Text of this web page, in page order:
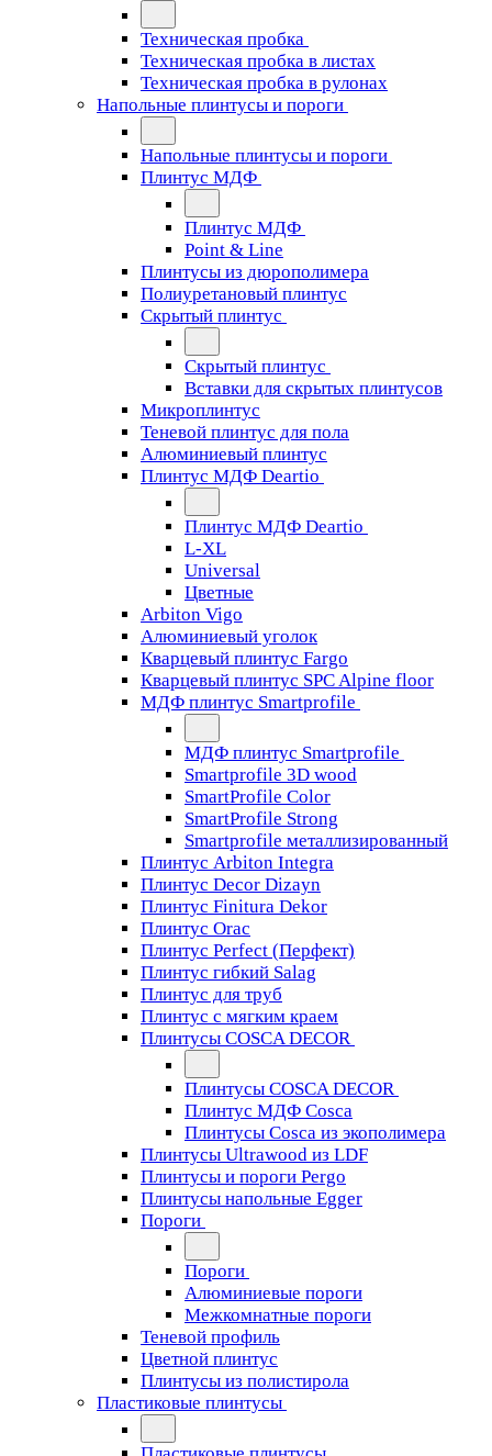
Техническая пробка
Техническая пробка в листах
Техническая пробка в рулонах
Напольные плинтусы и пороги
Напольные плинтусы и пороги
Плинтус МДФ
Плинтус МДФ
Point & Line
Плинтусы из дюрополимера
Полиуретановый плинтус
Скрытый плинтус
Скрытый плинтус
Вставки для скрытых плинтусов
Микроплинтус
Теневой плинтус для пола
Алюминиевый плинтус
Плинтус МДФ Deartio
Плинтус МДФ Deartio
L-XL
Universal
Цветные
Arbiton Vigo
Алюминиевый уголок
Кварцевый плинтус Fargo
Кварцевый плинтус SPC Alpine floor
МДФ плинтус Smartprofile
МДФ плинтус Smartprofile
Smartprofile 3D wood
SmartProfile Color
SmartProfile Strong
Smartprofile металлизированный
Плинтус Arbiton Integra
Плинтус Decor Dizayn
Плинтус Finitura Dekor
Плинтус Orac
Плинтус Perfect (Перфект)
Плинтус гибкий Salag
Плинтус для труб
Плинтус с мягким краем
Плинтусы COSCA DECOR
Плинтусы COSCA DECOR
Плинтус МДФ Cosca
Плинтусы Cosca из экополимера
Плинтусы Ultrawood из LDF
Плинтусы и пороги Pergo
Плинтусы напольные Egger
Пороги
Пороги
Алюминиевые пороги
Межкомнатные пороги
Теневой профиль
Цветной плинтус
Плинтусы из полистирола
Пластиковые плинтусы